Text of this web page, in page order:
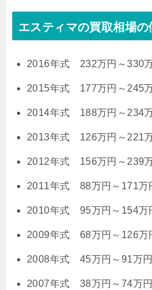
エスティマの買取相場の
2016年式 232万円～330
2015年式 177万円～245
2014年式 188万円～234
2013年式 126万円～221
2012年式 156万円～239
2011年式 88万円～171万
2010年式 95万円～154万
2009年式 68万円～126万
2008年式 45万円～91万円
2007年式 38万円～74万円